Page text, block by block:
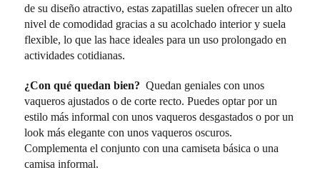
de su diseño atractivo, estas zapatillas suelen ofrecer un alto
nivel de comodidad gracias a su acolchado interior y suela
flexible, lo que las hace ideales para un uso prolongado en
actividades cotidianas.
¿Con qué quedan bien?Quedan geniales con unos
vaqueros ajustados o de corte recto. Puedes optar por un
estilo más informal con unos vaqueros desgastados o por un
look más elegante con unos vaqueros oscuros.
Complementa el conjunto con una camiseta básica o una
camisa informal.